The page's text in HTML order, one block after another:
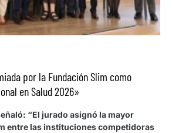
por la Fundación Slim como
en Salud 2026»
“El jurado asignó la mayor
entre las instituciones competidoras